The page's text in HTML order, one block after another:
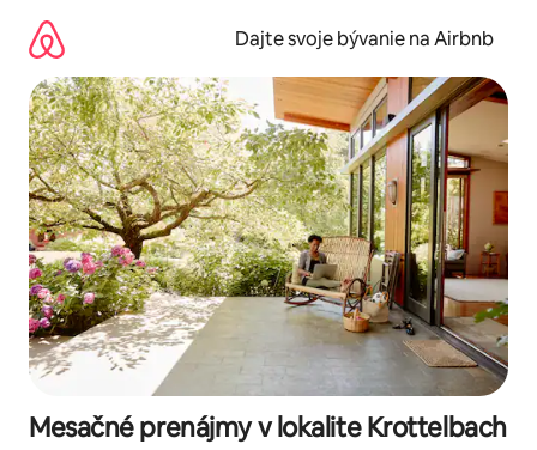
obsah.
Dajte svoje bývanie na Airbnb
Mesačné prenájmy v lokalite Krottelbach